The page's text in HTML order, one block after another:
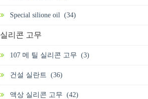
Special silione oil (34)
실리콘 고무
107 메 틸 실리콘 고무 (3)
건설 실란트 (36)
액상 실리콘 고무 (42)